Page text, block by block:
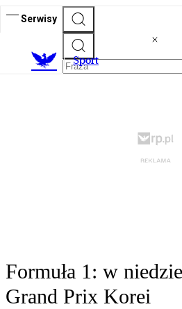
Serwisy
Sport
Formuła 1: w
Grand Prix Korei